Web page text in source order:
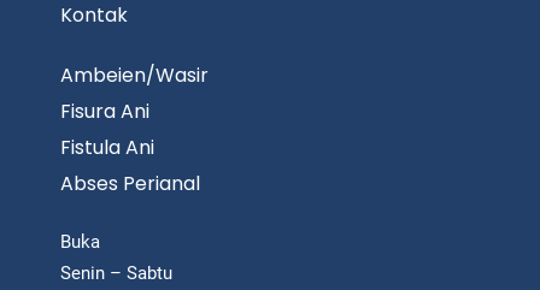
Kontak
Ambeien/Wasir
Fisura Ani
Fistula Ani
Abses Perianal
Buka
Senin – Sabtu